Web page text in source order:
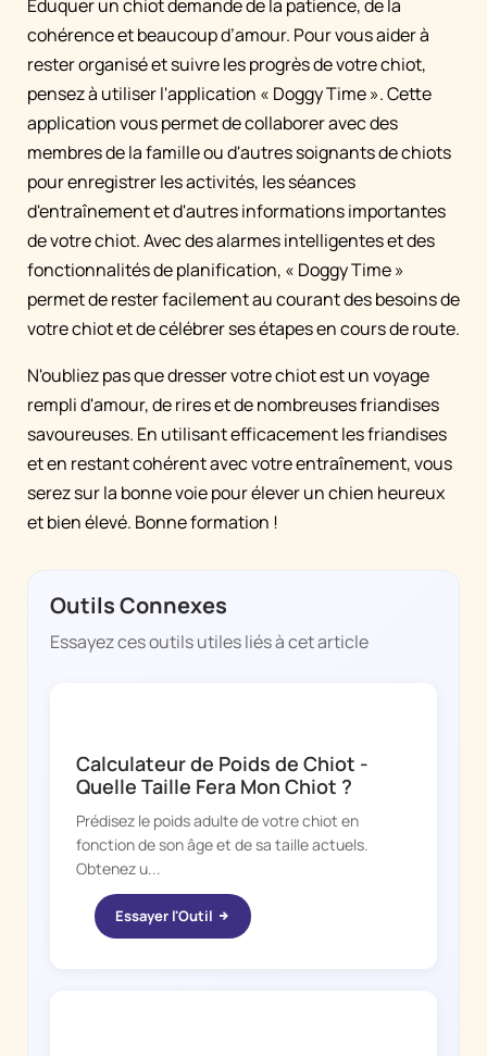
Éduquer un chiot demande de la patience, de la
cohérence et beaucoup d’amour. Pour vous aider à
rester organisé et suivre les progrès de votre chiot,
pensez à utiliser l'application « Doggy Time ». Cette
application vous permet de collaborer avec des
membres de la famille ou d'autres soignants de chiots
pour enregistrer les activités, les séances
d'entraînement et d'autres informations importantes
de votre chiot. Avec des alarmes intelligentes et des
fonctionnalités de planification, « Doggy Time »
permet de rester facilement au courant des besoins de
votre chiot et de célébrer ses étapes en cours de route.
N'oubliez pas que dresser votre chiot est un voyage
rempli d'amour, de rires et de nombreuses friandises
savoureuses. En utilisant efficacement les friandises
et en restant cohérent avec votre entraînement, vous
serez sur la bonne voie pour élever un chien heureux
et bien élevé. Bonne formation !
Outils Connexes
Essayez ces outils utiles liés à cet article
Calculateur de Poids de Chiot -
Quelle Taille Fera Mon Chiot ?
Prédisez le poids adulte de votre chiot en
fonction de son âge et de sa taille actuels.
Obtenez u...
Essayer l'Outil